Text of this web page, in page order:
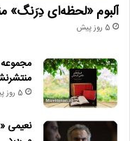
• راهیابی ۲ انیمیشن کوتاه به سی‌امین جشنواره فیلم رود آیلند
• شایعه یا واقعیت؟ نقش
اسکورسیزی
• افتتاح نمایش «یک فیل
• جزئیات اکران مستند
• تالار حافظ میزبان «کافه
آلبوم «لحظه‌ای دِرَنگ»
5 روز پیش
5 روز پیش
نعیمی